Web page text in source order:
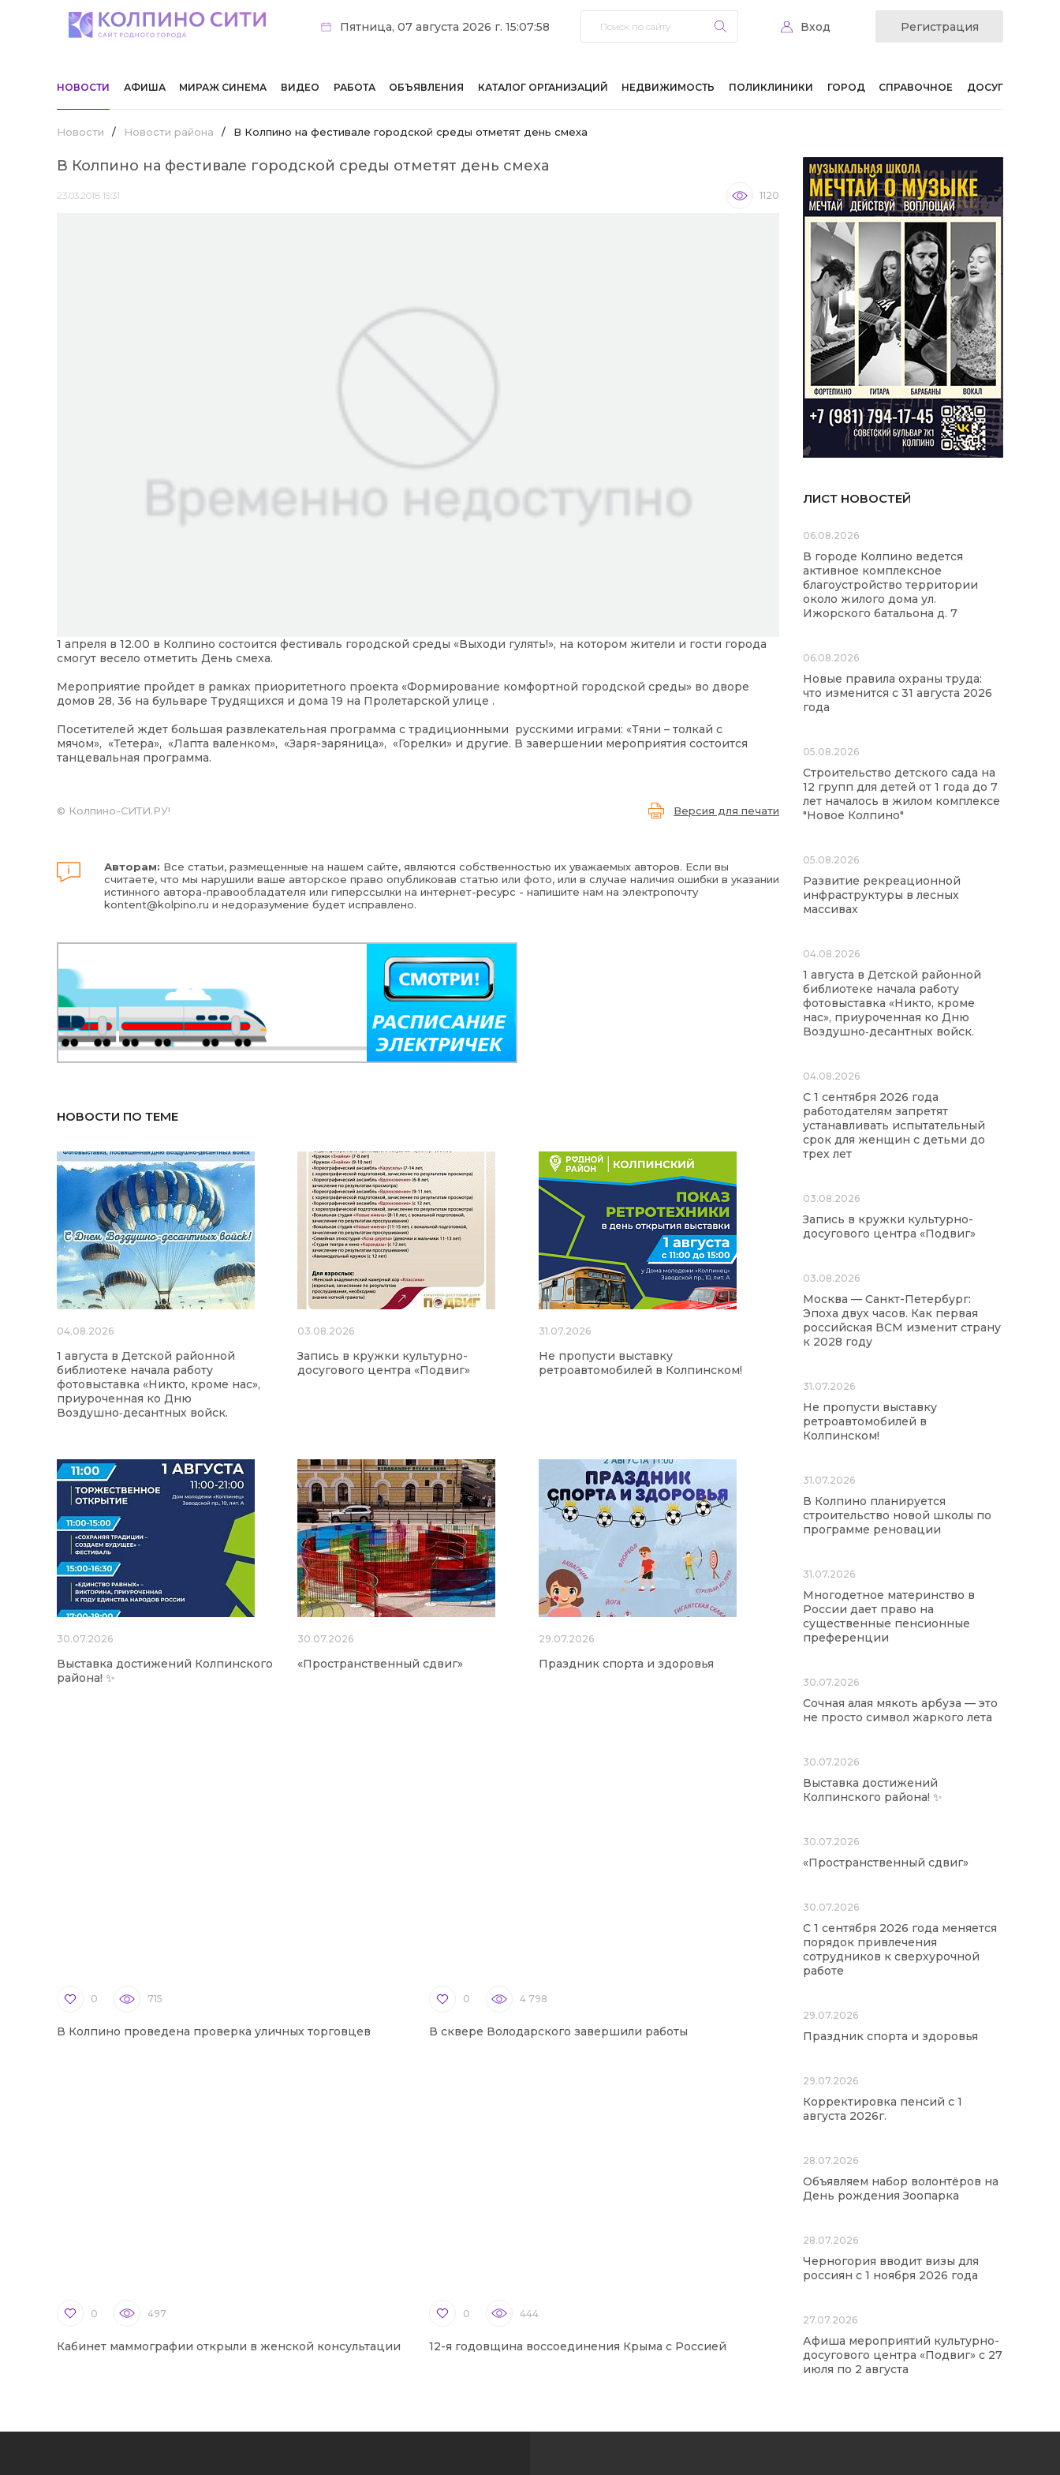
Пятница, 07 августа 2026 г. 15:07:58 Вход Регистрация
НОВОСТИ АФИША МИРАЖ СИНЕМА ВИДЕО РАБОТА ОБЪЯВЛЕНИЯ КАТАЛОГ ОРГАНИЗАЦИЙ НЕДВИЖИМОСТЬ ПОЛИКЛИНИКИ ГОРОД СПРАВОЧНОЕ ДОСУГ
Новости / Новости района / В Колпино на фестивале городской среды отметят день смеха
В Колпино на фестивале городской среды отметят день смеха
23.03.2018 15:31 1120
1 апреля в 12.00 в Колпино состоится фестиваль городской среды «Выходи гулять!», на котором жители и гости города
смогут весело отметить День смеха.
Мероприятие пройдет в рамках приоритетного проекта «Формирование комфортной городской среды» во дворе
домов 28, 36 на бульваре Трудящихся и дома 19 на Пролетарской улице .
Посетителей ждет большая развлекательная программа с традиционными русскими играми: «Тяни – толкай с
мячом», «Тетера», «Лапта валенком», «Заря-заряница», «Горелки» и другие. В завершении мероприятия состоится
танцевальная программа.
© Колпино-СИТИ.РУ! Версия для печати
Авторам: Все статьи, размещенные на нашем сайте, являются собственностью их уважаемых авторов. Если вы
считаете, что мы нарушили ваше авторское право опубликовав статью или фото, или в случае наличия ошибки в указании
истинного автора-правообладателя или гиперссылки на интернет-ресурс - напишите нам на электропочту
kontent@kolpino.ru и недоразумение будет исправлено.
НОВОСТИ ПО ТЕМЕ
04.08.2026
1 августа в Детской районной
библиотеке начала работу
фотовыставка «Никто, кроме нас»,
приуроченная ко Дню
Воздушно‑десантных войск.
03.08.2026
Запись в кружки культурно-
досугового центра «Подвиг»
31.07.2026
Не пропусти выставку
ретроавтомобилей в Колпинском!
30.07.2026
Выставка достижений Колпинского
района! ✨
30.07.2026
«Пространственный сдвиг»
29.07.2026
Праздник спорта и здоровья
0 715
В Колпино проведена проверка уличных торговцев
0 4 798
В сквере Володарского завершили работы
0 497
Кабинет маммографии открыли в женской консультации
0 444
12-я годовщина воссоединения Крыма с Россией
ЛИСТ НОВОСТЕЙ
06.08.2026
В городе Колпино ведется
активное комплексное
благоустройство территории
около жилого дома ул.
Ижорского батальона д. 7
06.08.2026
Новые правила охраны труда:
что изменится с 31 августа 2026
года
05.08.2026
Строительство детского сада на
12 групп для детей от 1 года до 7
лет началось в жилом комплексе
"Новое Колпино"
05.08.2026
Развитие рекреационной
инфраструктуры в лесных
массивах
04.08.2026
1 августа в Детской районной
библиотеке начала работу
фотовыставка «Никто, кроме
нас», приуроченная ко Дню
Воздушно‑десантных войск.
04.08.2026
С 1 сентября 2026 года
работодателям запретят
устанавливать испытательный
срок для женщин с детьми до
трех лет
03.08.2026
Запись в кружки культурно-
досугового центра «Подвиг»
03.08.2026
Москва — Санкт-Петербург:
Эпоха двух часов. Как первая
российская ВСМ изменит страну
к 2028 году
31.07.2026
Не пропусти выставку
ретроавтомобилей в
Колпинском!
31.07.2026
В Колпино планируется
строительство новой школы по
программе реновации
31.07.2026
Многодетное материнство в
России дает право на
существенные пенсионные
преференции
30.07.2026
Сочная алая мякоть арбуза — это
не просто символ жаркого лета
30.07.2026
Выставка достижений
Колпинского района! ✨
30.07.2026
«Пространственный сдвиг»
30.07.2026
С 1 сентября 2026 года меняется
порядок привлечения
сотрудников к сверхурочной
работе
29.07.2026
Праздник спорта и здоровья
29.07.2026
Корректировка пенсий с 1
августа 2026г.
28.07.2026
Объявляем набор волонтёров на
День рождения Зоопарка
28.07.2026
Черногория вводит визы для
россиян с 1 ноября 2026 года
27.07.2026
Афиша мероприятий культурно-
досугового центра «Подвиг» с 27
июля по 2 августа